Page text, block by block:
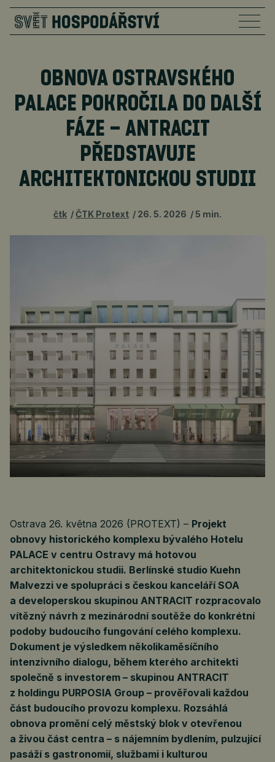
OBNOVA OSTRAVSKÉHO
PALACE POKROČILA DO DALŠÍ
FÁZE – ANTRACIT
PŘEDSTAVUJE
ARCHITEKTONICKOU STUDII
čtk ČTK Protext 26. 5. 2026 5 min.
Ostrava 26. května 2026 (PROTEXT) – Projekt
obnovy historického komplexu bývalého Hotelu
PALACE v centru Ostravy má hotovou
architektonickou studii. Berlínské studio Kuehn
Malvezzi ve spolupráci s českou kanceláří SOA
a developerskou skupinou ANTRACIT rozpracovalo
vítězný návrh z mezinárodní soutěže do konkrétní
podoby budoucího fungování celého komplexu.
Dokument je výsledkem několikaměsíčního
intenzivního dialogu, během kterého architekti
společně s investorem – skupinou ANTRACIT
z holdingu PURPOSIA Group – prověřovali každou
část budoucího provozu komplexu. Rozsáhlá
obnova promění celý městský blok v otevřenou
a živou část centra – s nájemním bydlením, pulzující
pasáží s gastronomií, službami i kulturou